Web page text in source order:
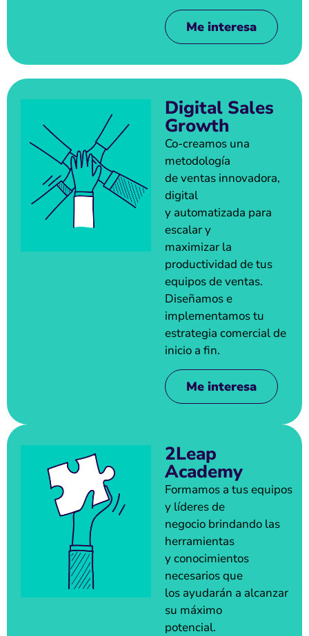
Me interesa
Digital Sales
Growth
Co-creamos una
metodología
de ventas innovadora,
digital
y automatizada para
escalar y
maximizar la
productividad de tus
equipos de ventas.
Diseñamos e
implementamos tu
estrategia comercial de
inicio a fin.
Me interesa
2Leap
Academy
Formamos a tus equipos
y líderes de
negocio brindando las
herramientas
y conocimientos
necesarios que
los ayudarán a alcanzar
su máximo
potencial.